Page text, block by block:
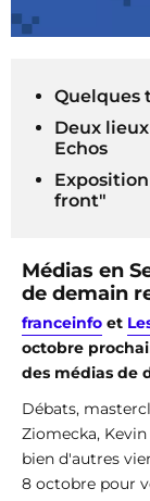
Quelques​
Deux
Echos
front"
Médias en
de demain
franceinfo et
octobre
des médias de
Débats,
Ziomecka, Kevin
bien d'autres
8 octobre pour